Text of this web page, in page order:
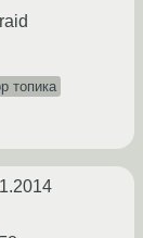
топика